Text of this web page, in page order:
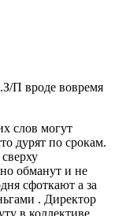
П вроде вовремя
слов могут
дурят по срокам.
обманут и не
сфоткают а за
. Директор